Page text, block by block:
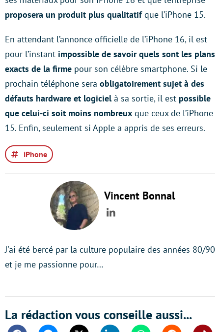
proposera un produit plus qualitatifque l’iPhone 15.
En attendant l’annonce officielle de l’iPhone 16, il est
pour l’instant impossible de savoir quels sont les plans
exacts de la firme pour son célèbre smartphone. Si le
prochain téléphone sera obligatoirement sujet à des
défauts hardware et logicielà sa sortie, il est possible
que celui-ci soit moins nombreux que ceux de l’iPhone
15. Enfin, seulement si Apple a appris de ses erreurs.
iPhone
Vincent Bonnal
LinkedIn
J'ai été bercé par la culture populaire des années 80/90
et je me passionne pour…
La rédaction vous conseille aussi...